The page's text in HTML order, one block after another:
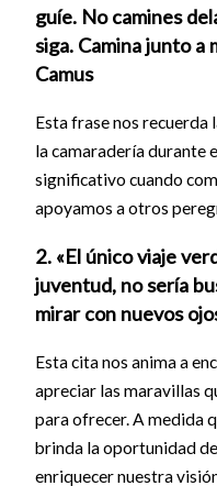
guíe. No camines
siga. Camina junto a
Camus
Esta frase nos recuerda
la camaradería durante
significativo cuando
apoyamos a otros
2. «El único viaje
juventud, no sería
mirar con nuevos
Esta cita nos anima a
apreciar las maravillas
para ofrecer. A medida
brinda la oportunidad
enriquecer nuestra